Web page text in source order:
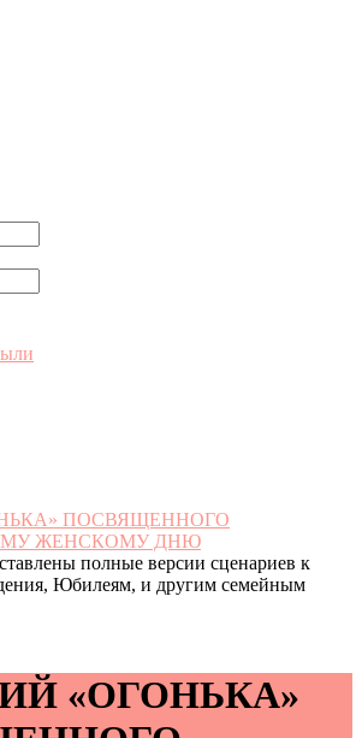
ПОСВЯЩЕННОГО
ЖЕНСКОМУ ДНЮ
полные версии сценариев к
Юбилеям, и другим семейным
«ОГОНЬКА»